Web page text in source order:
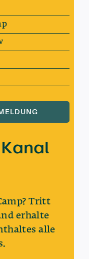
Tritt
erhalte
alle